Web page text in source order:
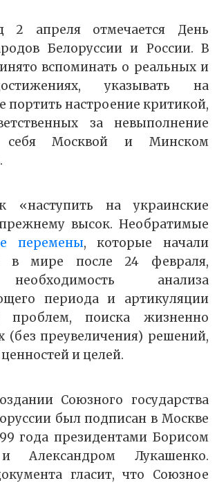
2 апреля отмечается День
Белоруссии и России. В
вспоминать о реальных и
указывать на
портить настроение критикой,
за невыполнение
себя Москвой и Минском
«наступить на украинские
высок. Необратимые
перемены, которые начали
в мире после 24 февраля,
анализа
периода и артикуляции
проблем, поиска жизненно
(без преувеличения) решений,
и целей.
Союзного государства
был подписан в Москве
года президентами Борисом
Александром Лукашенко.
гласит, что Союзное